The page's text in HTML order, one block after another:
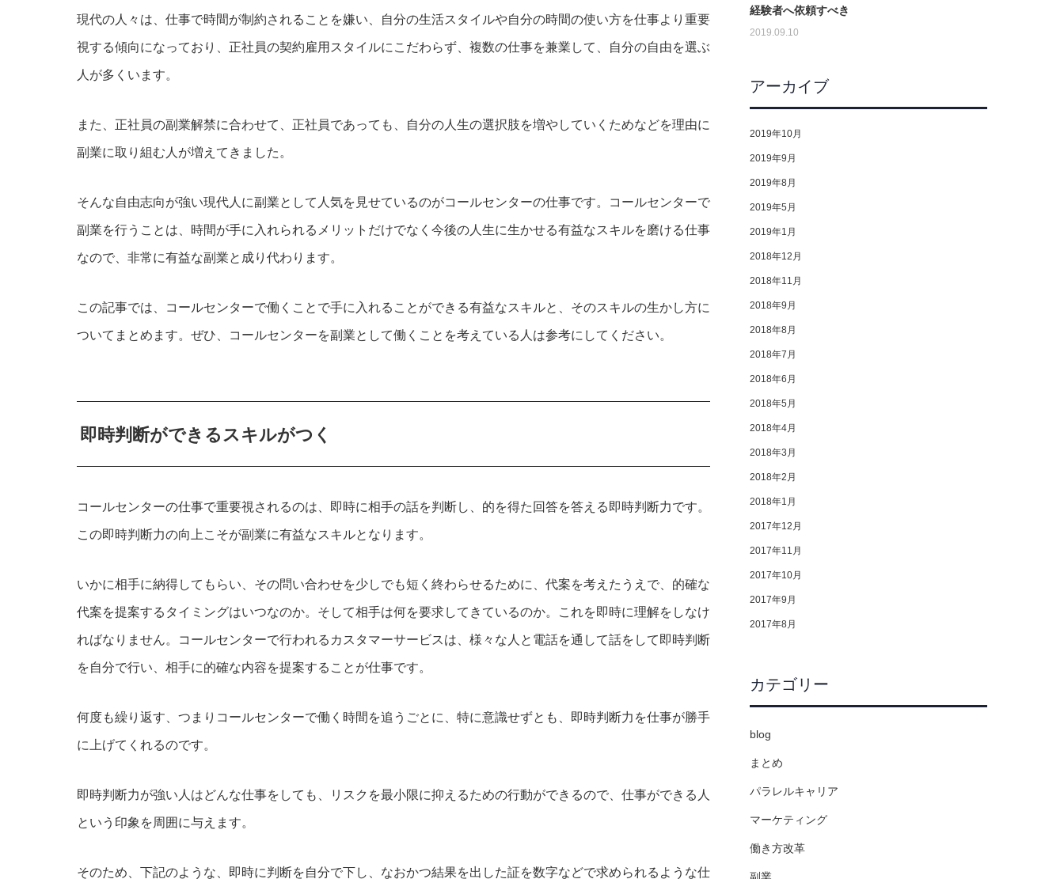
現代の人々は、仕事で時間が制約されることを嫌い、自分の生活スタイルや自分の時間の使い方を仕事より重要
視する傾向になっており、正社員の契約雇用スタイルにこだわらず、複数の仕事を兼業して、自分の自由を選ぶ
人が多くいます。
また、正社員の副業解禁に合わせて、正社員であっても、自分の人生の選択肢を増やしていくためなどを理由に
副業に取り組む人が増えてきました。
そんな自由志向が強い現代人に副業として人気を見せているのがコールセンターの仕事です。コールセンターで
副業を行うことは、時間が手に入れられるメリットだけでなく今後の人生に生かせる有益なスキルを磨ける仕事
なので、非常に有益な副業と成り代わります。
この記事では、コールセンターで働くことで手に入れることができる有益なスキルと、そのスキルの生かし方に
ついてまとめます。ぜひ、コールセンターを副業として働くことを考えている人は参考にしてください。
即時判断ができるスキルがつく
コールセンターの仕事で重要視されるのは、即時に相手の話を判断し、的を得た回答を答える即時判断力です。
この即時判断力の向上こそが副業に有益なスキルとなります。
いかに相手に納得してもらい、その問い合わせを少しでも短く終わらせるために、代案を考えたうえで、的確な
代案を提案するタイミングはいつなのか。そして相手は何を要求してきているのか。これを即時に理解をしなけ
ればなりません。コールセンターで行われるカスタマーサービスは、様々な人と電話を通して話をして即時判断
を自分で行い、相手に的確な内容を提案することが仕事です。
何度も繰り返す、つまりコールセンターで働く時間を追うごとに、特に意識せずとも、即時判断力を仕事が勝手
に上げてくれるのです。
即時判断力が強い人はどんな仕事をしても、リスクを最小限に抑えるための行動ができるので、仕事ができる人
という印象を周囲に与えます。
そのため、下記のような、即時に判断を自分で下し、なおかつ結果を出した証を数字などで求められるような仕
経験者へ依頼すべき
2019.09.10
アーカイブ
2019年10月
2019年9月
2019年8月
2019年5月
2019年1月
2018年12月
2018年11月
2018年9月
2018年8月
2018年7月
2018年6月
2018年5月
2018年4月
2018年3月
2018年2月
2018年1月
2017年12月
2017年11月
2017年10月
2017年9月
2017年8月
カテゴリー
blog
まとめ
パラレルキャリア
マーケティング
働き方改革